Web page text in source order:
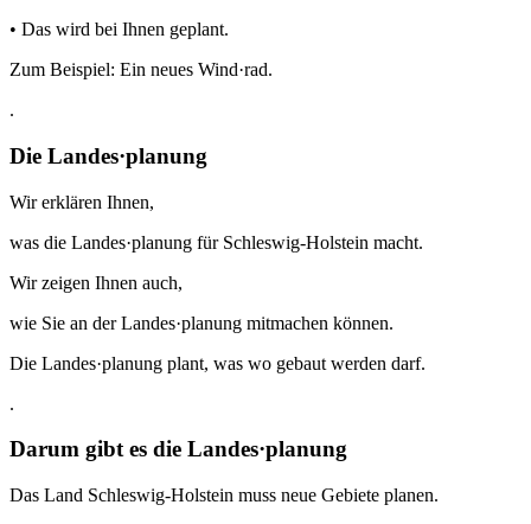
• Das wird bei Ihnen geplant.
Zum Beispiel: Ein neues Wind·rad.
.
Die Landes·planung
Wir erklären Ihnen,
was die Landes·planung für Schleswig-Holstein macht.
Wir zeigen Ihnen auch,
wie Sie an der Landes·planung mitmachen können.
Die Landes·planung plant, was wo gebaut werden darf.
.
Darum gibt es die Landes·planung
Das Land Schleswig-Holstein muss neue Gebiete planen.